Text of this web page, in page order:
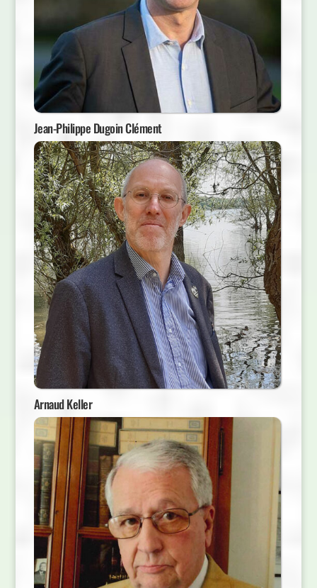
Jean-Philippe Dugoin Clément
Arnaud Keller